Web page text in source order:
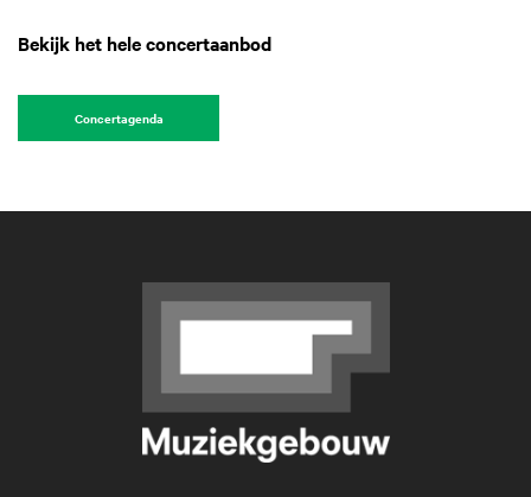
Bekijk het hele concertaanbod
Concertagenda